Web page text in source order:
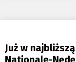
Już w
Nationale-